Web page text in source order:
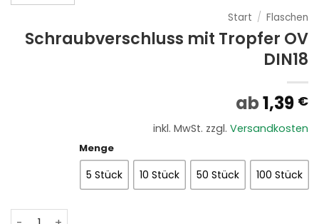
Start / Flaschen
Schraubverschluss mit Tropfer OV
DIN18
ab1,39 €
inkl. MwSt. zzgl. Versandkosten
Menge
5 Stück 10 Stück 50 Stück 100 Stück
Schraubverschluss mit Tropfer OV DIN18 Menge